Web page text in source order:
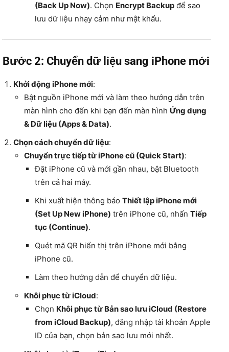
(Back Up Now). Chọn Encrypt Backup để sao
lưu dữ liệu nhạy cảm như mật khẩu.
Bước 2: Chuyển dữ liệu sang iPhone mới
Khởi động iPhone mới:
Bật nguồn iPhone mới và làm theo hướng dẫn trên
màn hình cho đến khi bạn đến màn hình Ứng dụng
& Dữ liệu (Apps & Data).
Chọn cách chuyển dữ liệu:
Chuyển trực tiếp từ iPhone cũ (Quick Start):
Đặt iPhone cũ và mới gần nhau, bật Bluetooth
trên cả hai máy.
Khi xuất hiện thông báo Thiết lập iPhone mới
(Set Up New iPhone) trên iPhone cũ, nhấn Tiếp
tục (Continue).
Quét mã QR hiển thị trên iPhone mới bằng
iPhone cũ.
Làm theo hướng dẫn để chuyển dữ liệu.
Khôi phục từ iCloud:
Chọn Khôi phục từ Bản sao lưu iCloud (Restore
from iCloud Backup), đăng nhập tài khoản Apple
ID của bạn, chọn bản sao lưu mới nhất.